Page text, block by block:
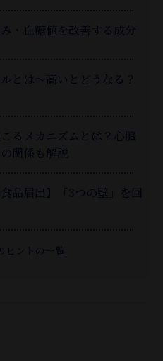
・血糖値を改善する成分
とは～高いとどうなる？
るメカニズムとは？心臓
関係も解説
食品届出】「3つの壁」を回
ヒントの一覧